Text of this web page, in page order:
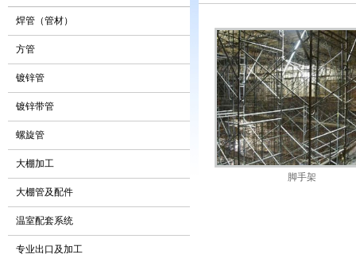
焊管（管材）
方管
镀锌管
镀锌带管
螺旋管
大棚加工
大棚管及配件
温室配套系统
专业出口及加工
脚手架